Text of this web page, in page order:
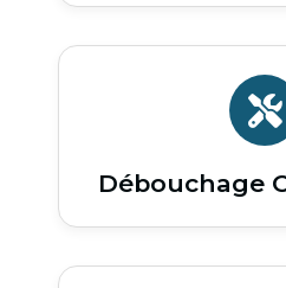
Débouchage